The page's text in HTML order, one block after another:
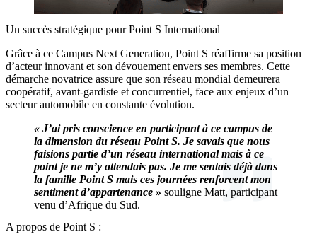
Un succès stratégique pour Point S International
Grâce à ce Campus Next Generation, Point S réaffirme sa position
d’acteur innovant et son dévouement envers ses membres. Cette
démarche novatrice assure que son réseau mondial demeurera
coopératif, avant-gardiste et concurrentiel, face aux enjeux d’un
secteur automobile en constante évolution.
« J’ai pris conscience en participant à ce campus de
la dimension du réseau Point S. Je savais que nous
faisions partie d’un réseau international mais à ce
point je ne m’y attendais pas. Je me sentais déjà dans
la famille Point S mais ces journées renforcent mon
sentiment d’appartenance » souligne Matt, participant
venu d’Afrique du Sud.
A propos de Point S :